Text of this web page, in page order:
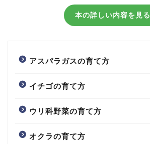
本の詳しい内容を見る
アスパラガスの育て方
イチゴの育て方
ウリ科野菜の育て方
オクラの育て方